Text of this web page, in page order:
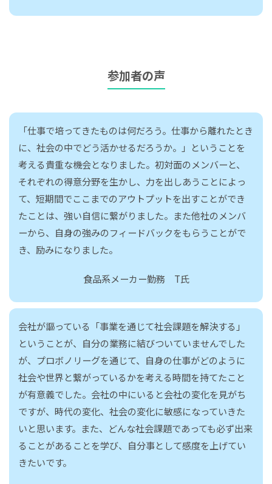
参加者の声
「仕事で培ってきたものは何だろう。仕事から離れたとき
に、社会の中でどう活かせるだろうか。」ということを
考える貴重な機会となりました。初対面のメンバーと、
それぞれの得意分野を生かし、力を出しあうことによっ
て、短期間でここまでのアウトプットを出すことができ
たことは、強い自信に繋がりました。また他社のメンバ
ーから、自身の強みのフィードバックをもらうことがで
き、励みになりました。
食品系メーカー勤務 T氏
会社が謳っている「事業を通じて社会課題を解決する」
ということが、自分の業務に結びついていませんでした
が、プロボノリーグを通じて、自身の仕事がどのように
社会や世界と繋がっているかを考える時間を持てたこと
が有意義でした。会社の中にいると会社の変化を見がち
ですが、時代の変化、社会の変化に敏感になっていきた
いと思います。また、どんな社会課題であっても必ず出来
ることがあることを学び、自分事として感度を上げてい
きたいです。